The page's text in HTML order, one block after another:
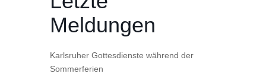
Meldungen
Karlsruher Gottesdienste während der
Sommerferien